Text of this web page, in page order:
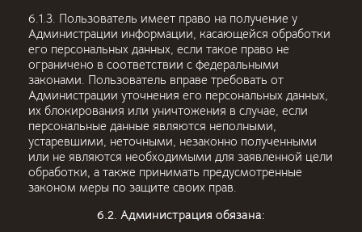
6.1.3. Пользователь имеет право на получение у
Администрации информации, касающейся обработки
его персональных данных, если такое право не
ограничено в соответствии с федеральными
законами. Пользователь вправе требовать от
Администрации уточнения его персональных данных,
их блокирования или уничтожения в случае, если
персональные данные являются неполными,
устаревшими, неточными, незаконно полученными
или не являются необходимыми для заявленной цели
обработки, а также принимать предусмотренные
законом меры по защите своих прав.
6.2. Администрация обязана: